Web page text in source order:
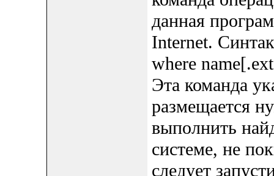
данная
Internet.
where
Эта команда
размещается
выполнить
системе, не
следует